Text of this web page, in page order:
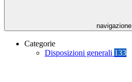
navigazione
Categorie
Disposizioni generali 133